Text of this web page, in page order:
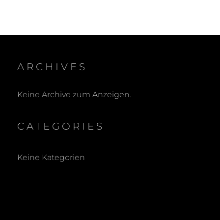
ARCHIVES
Keine Archive zum Anzeigen.
CATEGORIES
Keine Kategorien